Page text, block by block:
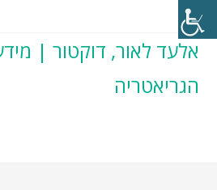
אלעד לאור, דוקטור |
הגריאטריה